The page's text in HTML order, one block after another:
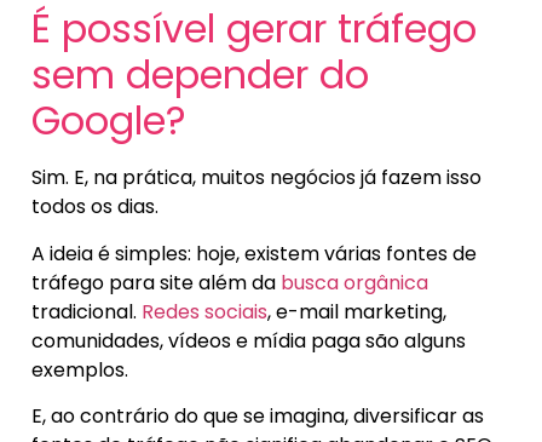
É possível gerar tráfego
sem depender do
Google?
Sim. E, na prática, muitos negócios já fazem isso
todos os dias.
A ideia é simples: hoje, existem várias fontes de
tráfego para site além da busca orgânica
tradicional. Redes sociais, e-mail marketing,
comunidades, vídeos e mídia paga são alguns
exemplos.
E, ao contrário do que se imagina, diversificar as